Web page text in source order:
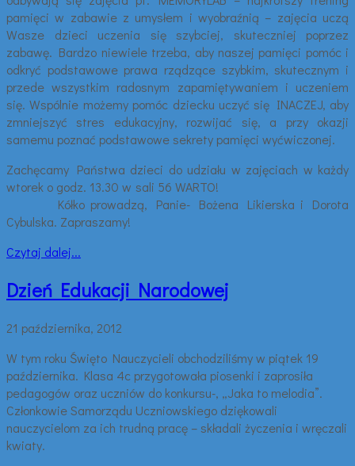
pamięci w zabawie z umysłem i wyobraźnią – zajęcia uczą
Wasze dzieci uczenia się szybciej, skuteczniej poprzez
zabawę. Bardzo niewiele trzeba, aby naszej pamięci pomóc i
odkryć podstawowe prawa rządzące szybkim, skutecznym i
przede wszystkim radosnym zapamiętywaniem i uczeniem
się. Wspólnie możemy pomóc dziecku uczyć się INACZEJ, aby
zmniejszyć stres edukacyjny, rozwijać się, a przy okazji
samemu poznać podstawowe sekrety pamięci wyćwiczonej.
Zachęcamy Państwa dzieci do udziału w zajęciach w każdy
wtorek o godz. 13.30 w sali 56 WARTO!
Kółko prowadzą, Panie- Bożena Likierska i Dorota
Cybulska. Zapraszamy!
Czytaj dalej...
Dzień Edukacji Narodowej
21 października, 2012
W tym roku Święto Nauczycieli obchodziliśmy w piątek 19
października. Klasa 4c przygotowała piosenki i zaprosiła
pedagogów oraz uczniów do konkursu-, „Jaka to melodia”.
Członkowie Samorządu Uczniowskiego dziękowali
nauczycielom za ich trudną pracę – składali życzenia i wręczali
kwiaty.